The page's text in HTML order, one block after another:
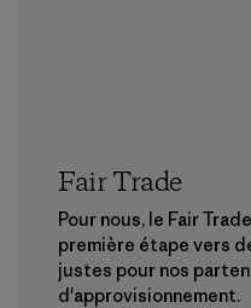
Fair Trade
Pour nous, le Fair
première étape vers
justes pour nos
d'approvisionnement.